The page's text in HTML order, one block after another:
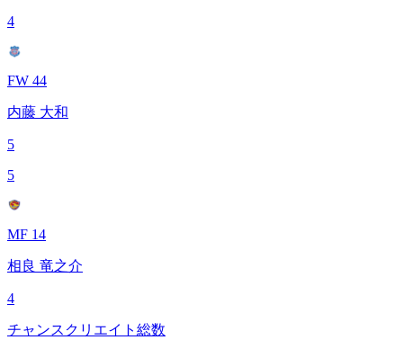
4
FW 44
内藤 大和
5
5
MF 14
相良 竜之介
4
チャンスクリエイト総数